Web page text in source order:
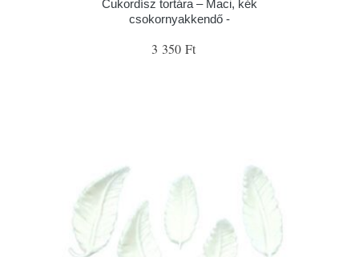
Cukordísz tortára – Maci, kék
csokornyakkendő -
3 350 Ft